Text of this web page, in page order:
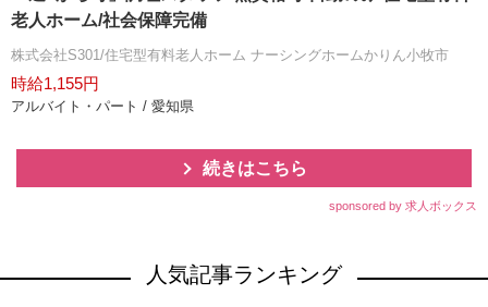
老人ホーム/社会保障完備
株式会社S301/住宅型有料老人ホーム ナーシングホームかりん小牧市
時給1,155円
アルバイト・パート / 愛知県
続きはこちら
sponsored by 求人ボックス
人気記事ランキング